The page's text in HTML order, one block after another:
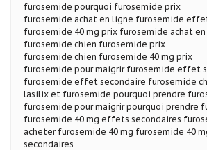
furosemide pourquoi furosemide prix
furosemide achat en ligne furosemide
furosemide 40 mg prix furosemide achat
furosemide chien furosemide prix
furosemide chien furosemide 40 mg prix
furosemide pour maigrir furosemide effet
furosemide effet secondaire furosemide
lasilix et furosemide pourquoi prendre
furosemide pour maigrir pourquoi prendre
furosemide 40 mg effets secondaires
acheter furosemide 40 mg furosemide 40
secondaires